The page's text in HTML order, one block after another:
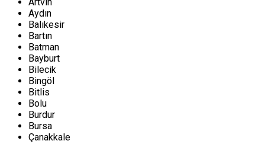
Aydın
Balıkesir
Bartın
Batman
Bayburt
Bilecik
Bingöl
Bitlis
Bolu
Burdur
Bursa
Çanakkale